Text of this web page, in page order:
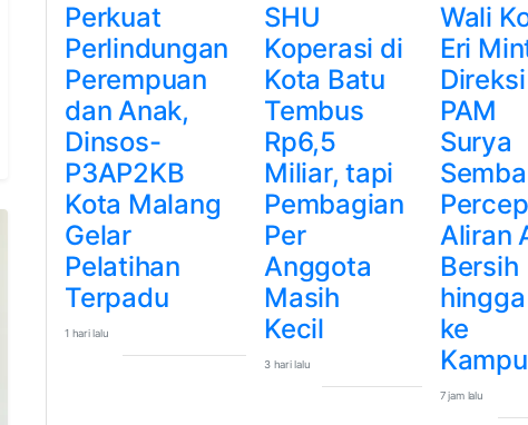
Perkuat
Perlindungan
Perempuan
dan Anak,
Dinsos-
P3AP2KB
Kota Malang
Gelar
Pelatihan
Terpadu
1 hari lalu
SHU
Koperasi di
Kota Batu
Tembus
Rp6,5
Miliar, tapi
Pembagian
Per
Anggota
Masih
Kecil
3 hari lalu
Wali
Eri
Direksi
PAM
Surya
Aliran
Bersih
hingga
ke
7 jam lalu